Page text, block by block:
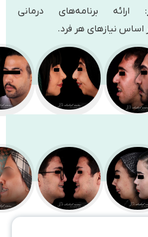
برنامه‌های درمانی
هر فرد.